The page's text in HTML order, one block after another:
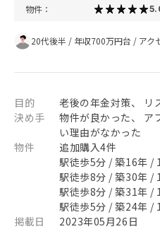
物件：
20代後半 / 年収700万円台 / アク
目的
老後の年金対策、 リ
決め手
物件が良かった、 ア
い理由がなかった
物件
追加購入4件
駅徒歩5分 / 築16年 /
駅徒歩8分 / 築30年 /
駅徒歩8分 / 築31年 /
駅徒歩5分 / 築24年 /
掲載日
2023年05月26日